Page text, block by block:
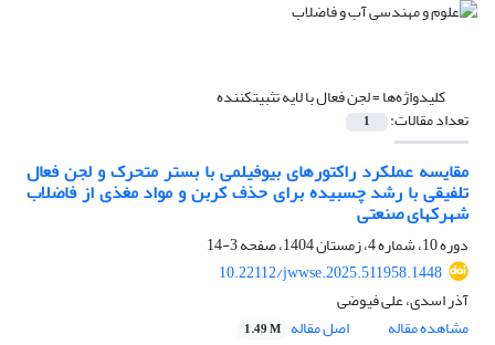
کلیدواژه‌ها =لجن ‎فعال با لایه ‎تثبیت‎کننده
تعداد مقالات: 1
مقایسه ‎عملکرد‎ راکتور‎های ‎بیوفیلمی با بستر متحرک و لجن‎ فعال
‎تلفیقی با رشد ‎چسبیده برای حذف‎ کربن و مواد ‎مغذی از فاضلاب
دوره 10، شماره 4، زمستان 1404، صفحه
3-14
10.22112/jwwse.2025.511958.1448
آذر اسدی، علی فیوضی
مشاهده مقاله
اصل مقاله 1.49 M